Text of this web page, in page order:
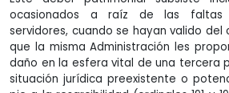
ocasionados a raíz de las faltas
servidores, cuando se hayan valido
que la misma Administración les
daño en la esfera vital de una tercera
situación jurídica preexistente o